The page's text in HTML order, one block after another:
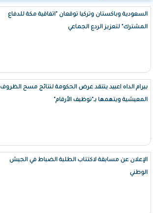
السعودية وباكستان وتركيا توقعان "اتفاقية مكة للدفاع
المشترك" لتعزيز الردع الجماعي
بيرام الداه اعبيد ينتقد عرض الحكومة لنتائج مسح الظروف
المعيشية ويتهمها بـ"توظيف الأرقام"
الإعلان عن مسابقة لاكتتاب الطلبة الضباط في الجيش
الوطني